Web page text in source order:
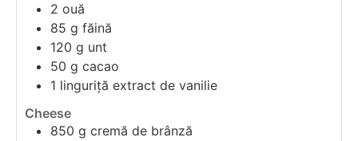
2 ouă
85 g făină
120 g unt
50 g cacao
1 linguriță extract de vanilie
Cheese
850 g cremă de brânză